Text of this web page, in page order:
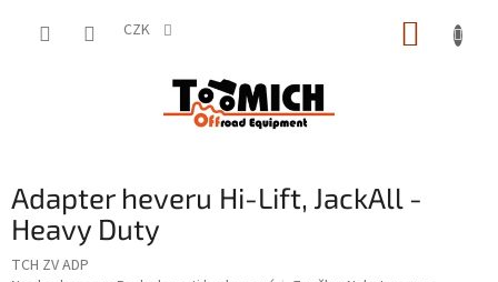
CZK
Adapter heveru Hi-Lift, JackAll -
Heavy Duty
TCH ZV ADP